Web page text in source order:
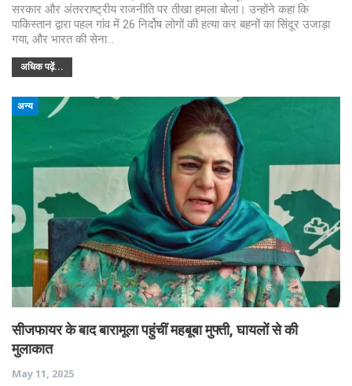
सरकार और अंतरराष्ट्रीय राजनीति पर तीखा हमला बोला। उन्होंने कहा कि
पाकिस्तान द्वारा पहल गांव में 26 निर्दोष लोगों की हत्या कर बहनों का सिंदूर उजाड़ा
गया, और भारत की सेना…
अधिक पढ़ें...
अन्य
सीजफायर के बाद बारामूला पहुंचीं महबूबा मुफ्ती, घायलों से की
मुलाकात
May 11, 2025